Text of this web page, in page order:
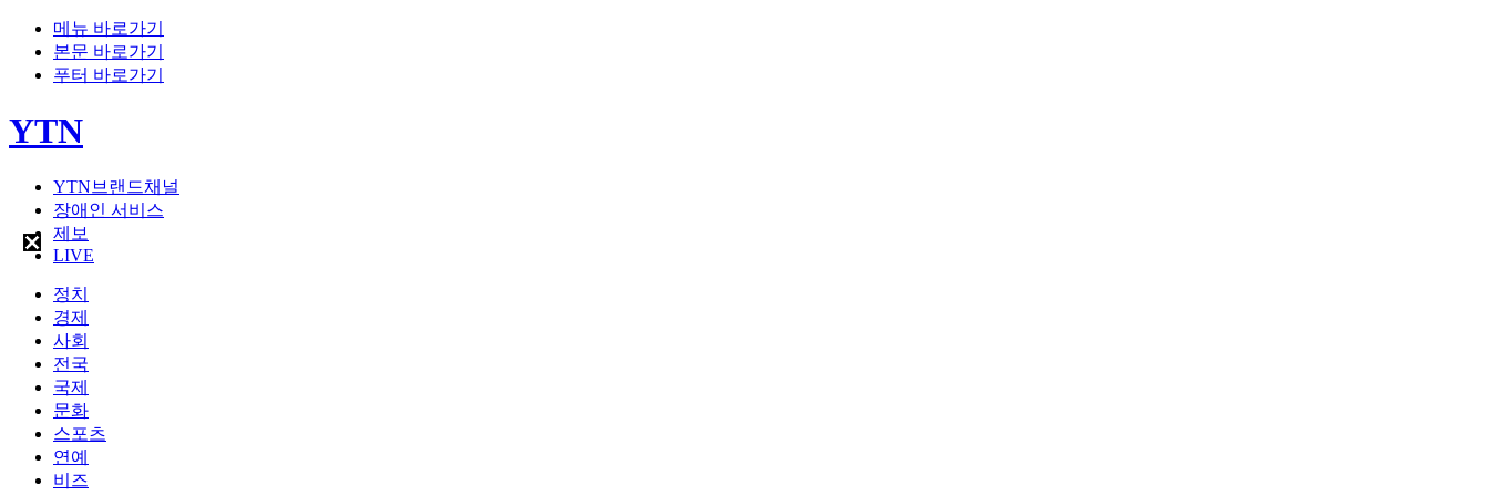
메뉴 바로가기
본문 바로가기
푸터 바로가기
YTN
YTN브랜드채널
장애인 서비스
제보
LIVE
정치
경제
사회
전국
국제
문화
스포츠
연예
비즈